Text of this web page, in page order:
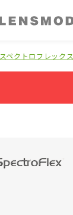
スペクトロフレックス